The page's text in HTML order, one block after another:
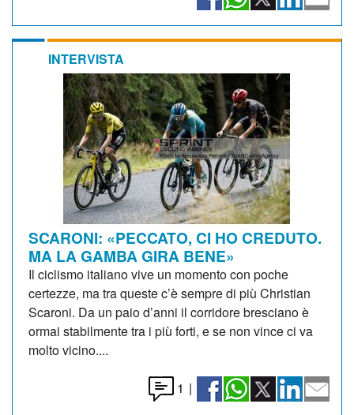
INTERVISTA
SCARONI: «PECCATO, CI HO CREDUTO.
MA LA GAMBA GIRA BENE»
Il ciclismo italiano vive un momento con poche
certezze, ma tra queste c’è sempre di più Christian
Scaroni. Da un paio d’anni il corridore bresciano è
ormai stabilmente tra i più forti, e se non vince ci va
molto vicino....
1 |